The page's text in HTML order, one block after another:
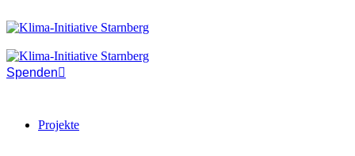
Spenden
Projekte